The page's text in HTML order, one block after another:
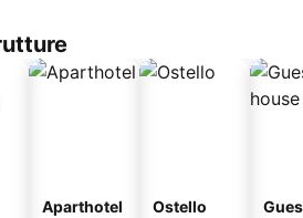
Aparthotel Ostello